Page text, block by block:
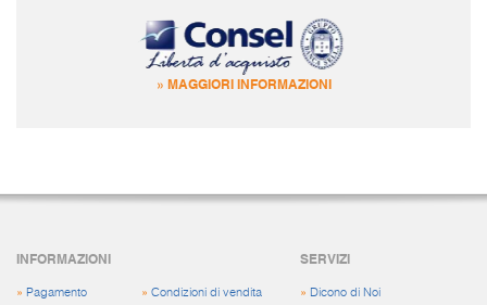
» MAGGIORI INFORMAZIONI
INFORMAZIONI
» Pagamento » Condizioni di vendita
SERVIZI
» Dicono di Noi